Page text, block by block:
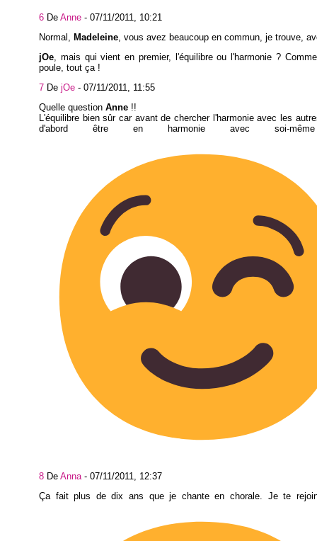
6 De Anne - 07/11/2011, 10:21
Normal, Madeleine, vous avez beaucoup en commun, je trouve,
jOe, mais qui vient en premier, l'équilibre ou l'harmonie ?
poule, tout ça !
7 De jOe - 07/11/2011, 11:55
Quelle question Anne !!
L'équilibre bien sûr car avant de chercher l'harmonie avec les
d'abord être en harmonie avec soi-
8 De Anna- 07/11/2011, 12:37
Ça fait plus de dix ans que je chante en chorale. Je te